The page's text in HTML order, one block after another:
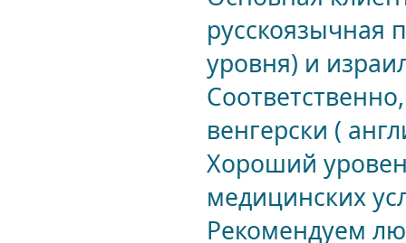
русскоязычная
уровня) и
венгерски (
Хороший
медицинских
Рекомендуем